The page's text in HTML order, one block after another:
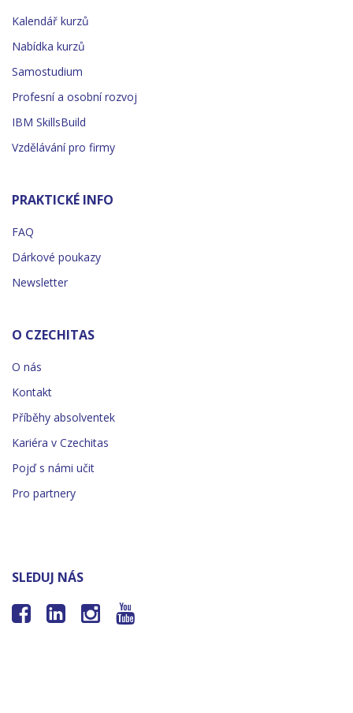
Kalendář kurzů
Nabídka kurzů
Samostudium
Profesní a osobní rozvoj
IBM SkillsBuild
Vzdělávání pro firmy
PRAKTICKÉ INFO
FAQ
Dárkové poukazy
Newsletter
O CZECHITAS
O nás
Kontakt
Příběhy absolventek
Kariéra v Czechitas
Pojď s námi učit
Pro partnery
SLEDUJ NÁS
   